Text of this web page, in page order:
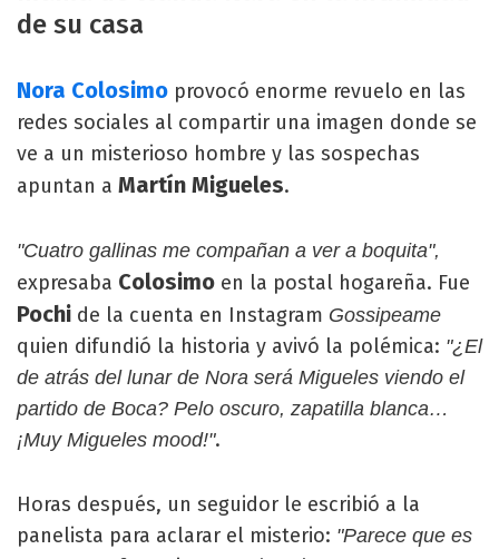
de su casa
Nora Colosimo provocó enorme revuelo en las
redes sociales al compartir una imagen donde se
ve a un misterioso hombre y las sospechas
apuntan a Martín Migueles.
"Cuatro gallinas me compañan a ver a boquita",
expresaba Colosimo en la postal hogareña. Fue
Pochi de la cuenta en Instagram Gossipeame
quien difundió la historia y avivó la polémica: "¿El
de atrás del lunar de Nora será Migueles viendo el
partido de Boca? Pelo oscuro, zapatilla blanca…
¡Muy Migueles mood!".
Horas después, un seguidor le escribió a la
panelista para aclarar el misterio: "Parece que es